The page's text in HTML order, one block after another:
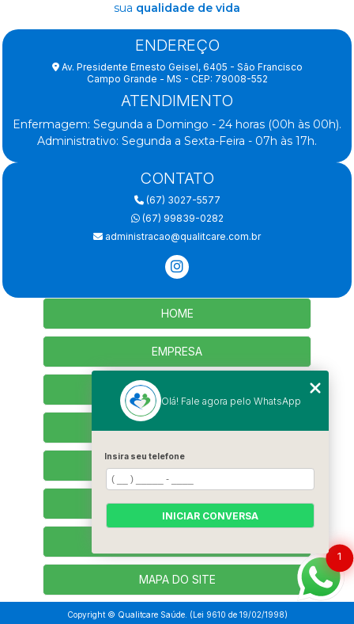
sua qualidade de vida
ENDEREÇO
Av. Presidente Ernesto Geisel, 6405 - São Francisco
Campo Grande - MS - CEP: 79008-552
ATENDIMENTO
Enfermagem: Segunda a Domingo - 24 horas (00h às 00h).
Administrativo: Segunda a Sexta-Feira - 07h às 17h.
CONTATO
(67) 3027-5577
(67) 99839-0282
administracao@qualitcare.com.br
HOME
EMPRESA
SERVIÇOS
SEJA PARCEIRO
TRABALHE CONOSCO
MAPA DO SITE
Copyright © Qualitcare Saúde. (Lei 9610 de 19/02/1998)
1
Olá! Fale agora pelo WhatsApp
Insira seu telefone
INICIAR CONVERSA